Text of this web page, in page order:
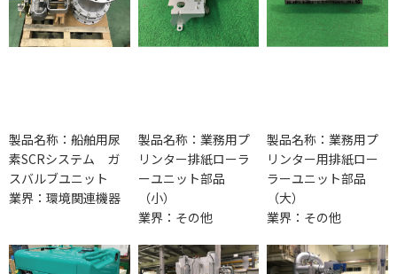
製品名称：船舶用尿
素SCRシステム ガ
スバルブユニット
業界：環境関連機器
製品名称：業務用プ
リンター排紙ローラ
ーユニット部品
（小）
業界：その他
製品名称：業務用プ
リンター用排紙ロー
ラーユニット部品
（大）
業界：その他